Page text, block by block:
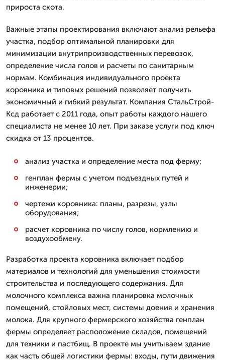
прироста скота.
Важные этапы проектирования включают анализ рельефа
участка, подбор оптимальной планировки для
минимизации внутрипроизводственных перевозок,
определение числа голов и расчеты по санитарным
нормам. Комбинация индивидуального проекта
коровника и типовых решений позволяет получить
экономичный и гибкий результат. Компания СтальСтрой-
Ксд работает с 2011 года, опыт работы каждого нашего
специалиста не менее 10 лет. При заказе услуги под ключ
скидка от 13 процентов.
анализ участка и определение места под ферму;
генплан фермы с учетом подъездных путей и
инженерии;
чертежи коровника: планы, разрезы, узлы
оборудования;
расчет коровника по числу голов, кормлению и
воздухообмену.
Разработка проекта коровника включает подбор
материалов и технологий для уменьшения стоимости
строительства и последующего содержания. Для
молочного комплекса важна планировка молочных
помещений, стойловых мест, системы доения и хранения
молока. Для крупного фермерского хозяйства генплан
фермы определяет расположение складов, помещений
для техники и пастбищ. В проекте мы учитываем здание
как часть общей логистики фермы: входы, пути движения